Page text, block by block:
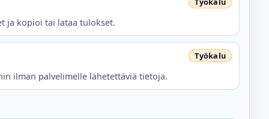
ja kopioi tai lataa tulokset.
ilman palvelimelle lähetettäviä tietoja.